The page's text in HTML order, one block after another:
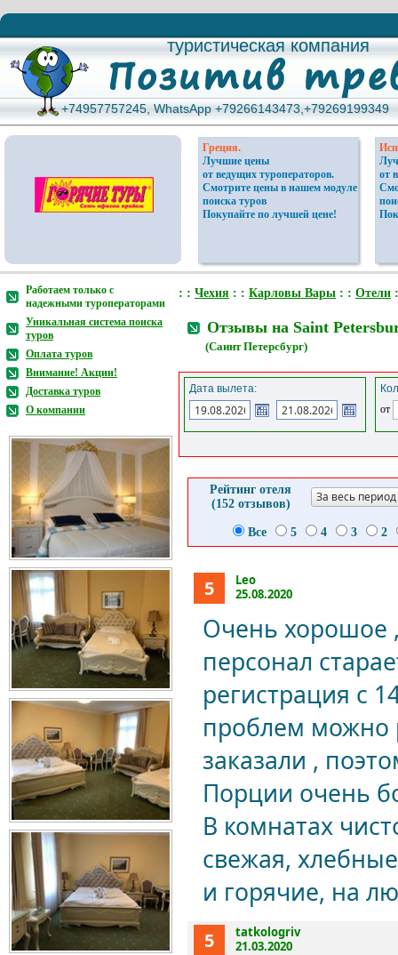
туристическая компания
туристическая компания
+74957757245, WhatsApp +79266143473,+79269199349
+74957757245, WhatsApp +79266143473,+79269199349
Греция.
Лучшие цены
от ведущих туроператоров.
Смотрите цены в нашем модуле
поиска туров
Покупайте по лучшей цене!
от
Работаем только с
надежными туроператорами
Уникальная система поиска
туров
Оплата туров
Внимание! Акции!
Доставка туров
О компании
: : Чехия : : Карловы Вары : : Отели
Отзывы на Saint
(Саинт Петерсбург)
Дата вылета:
от
Рейтинг отеля
(152 отзывов)
За весь период
Все 5 4 3 2
5
Leo
25.08.2020
Очень хорошое
персонал
регистрация с
проблем
заказали ,
Порции очень
В комнатах
свежая,
и горячие, на
5
tatkologriv
21.03.2020